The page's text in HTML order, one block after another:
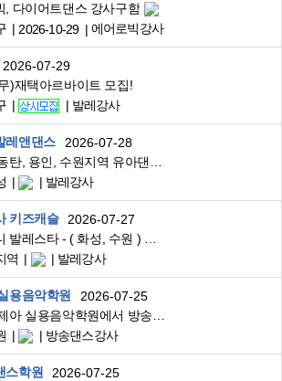
, 다이어트댄스 강사구함
2026-10-29 에어로빅강사
2026-07-29
)재택아르바이트 모집!
발레강사
레앤댄스
2026-07-28
트윈클 동탄, 용인, 수원지역 유아댄스,체육,발레강사 구인
발레강사
키즈캐슬
2026-07-27
주니토니 발레스타 - ( 화성, 수원 ) 지역 유아발레 강사님 구합니다.
역
발레강사
용음악학원
2026-07-25
수원 뮤제아 실용음악학원에서 방송댄스, 코레오 강사를 모집합니다.
방송댄스강사
스학원
2026-07-25